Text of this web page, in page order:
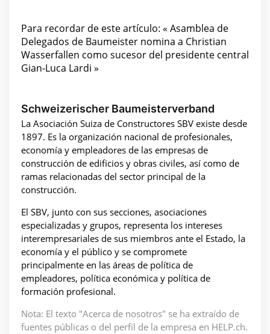
Para recordar de este artículo: « Asamblea de
Delegados de Baumeister nomina a Christian
Wasserfallen como sucesor del presidente central
Gian-Luca Lardi »
Schweizerischer Baumeisterverband
La Asociación Suiza de Constructores SBV existe desde
1897. Es la organización nacional de profesionales,
economía y empleadores de las empresas de
construcción de edificios y obras civiles, así como de
ramas relacionadas del sector principal de la
construcción.
El SBV, junto con sus secciones, asociaciones
especializadas y grupos, representa los intereses
interempresariales de sus miembros ante el Estado, la
economía y el público y se compromete
principalmente en las áreas de política de
empleadores, política económica y política de
formación profesional.
Nota: El texto "Acerca de nosotros" se ha extraído de
fuentes públicas o del perfil de la empresa en HELP.ch.